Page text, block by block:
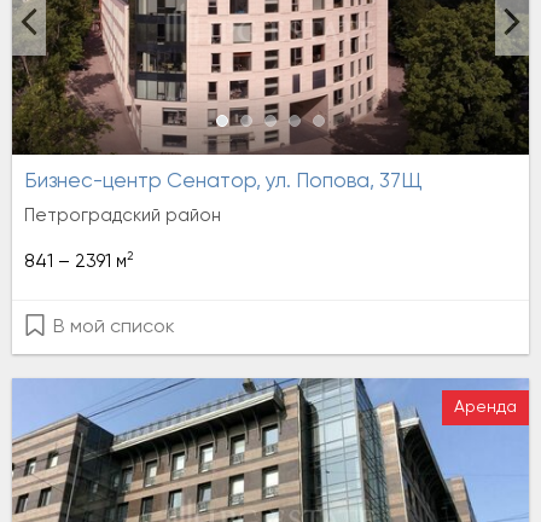
Бизнес-центр Сенатор, ул. Попова, 37Щ
Петроградский район
841 – 2391 м2
В мой список
Аренда